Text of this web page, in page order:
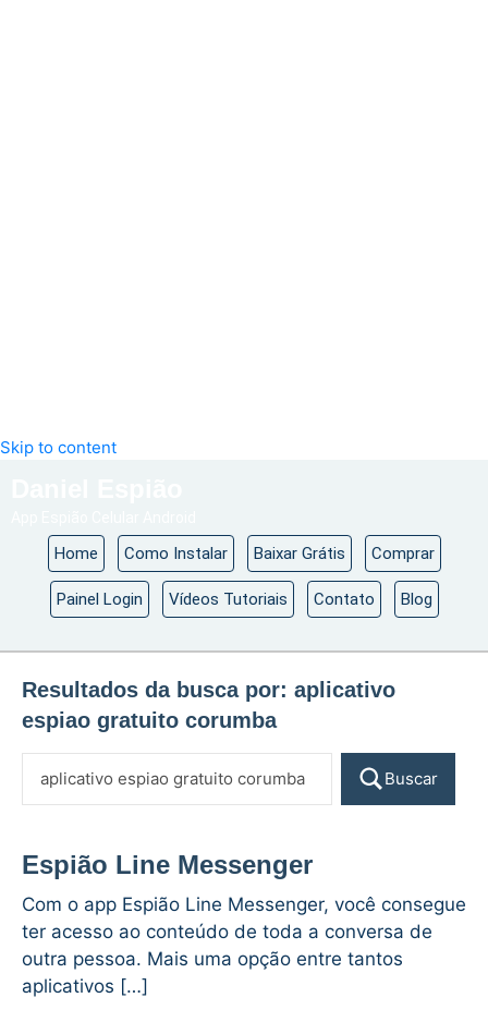
Skip to content
Home Como Instalar Baixar Grátis Comprar
Painel Login Vídeos Tutoriais Contato Blog
Resultados da busca por: aplicativo
espiao gratuito corumba
Buscar
Espião Line Messenger
Com o app Espião Line Messenger, você consegue
ter acesso ao conteúdo de toda a conversa de
outra pessoa. Mais uma opção entre tantos
aplicativos […]